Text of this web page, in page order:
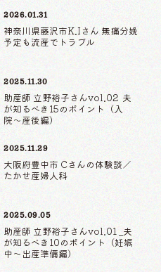
2026.01.31
神奈川県藤沢市K.Iさん 無痛分娩
予定も流産でトラブル
2025.11.30
助産師 立野裕子さんvol.02 夫
が知るべき15のポイント（入
院〜産後編）
2025.11.29
大阪府豊中市 Cさんの体験談／
たかせ産婦人科
2025.09.05
助産師 立野裕子さんvol.01 _夫
が知るべき10のポイント（妊娠
中〜出産準備編）